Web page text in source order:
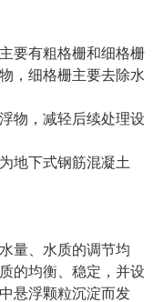
要有粗格栅和细格栅
，细格栅主要去除水
物，减轻后续处理设
地下式钢筋混凝土
量、水质的调节均
的均衡、稳定，并设
悬浮颗粒沉淀而发